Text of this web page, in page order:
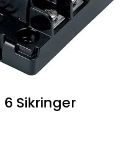
Sikringer